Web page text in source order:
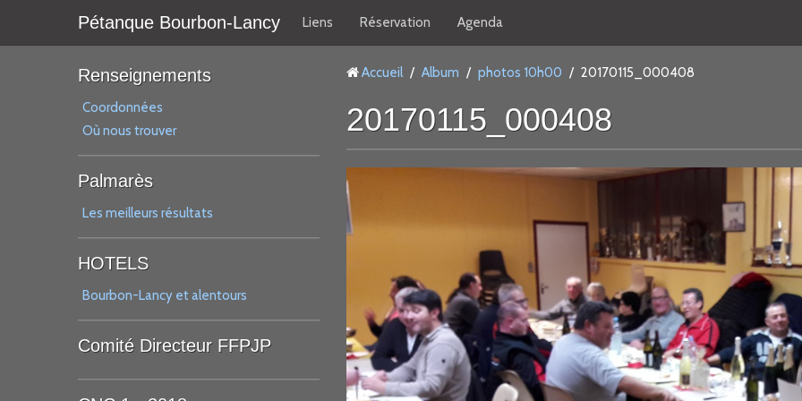
Pétanque Bourbon-Lancy Liens Réservation Agenda
Renseignements
Coordonnées
Où nous trouver
Palmarès
Les meilleurs résultats
HOTELS
Bourbon-Lancy et alentours
Comité Directeur FFPJP
Accueil / Album / photos 10h00 / 20170115_000408
20170115_000408